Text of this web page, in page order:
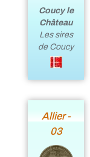
Coucy le
Château
Les sires
de Coucy
Allier -
03